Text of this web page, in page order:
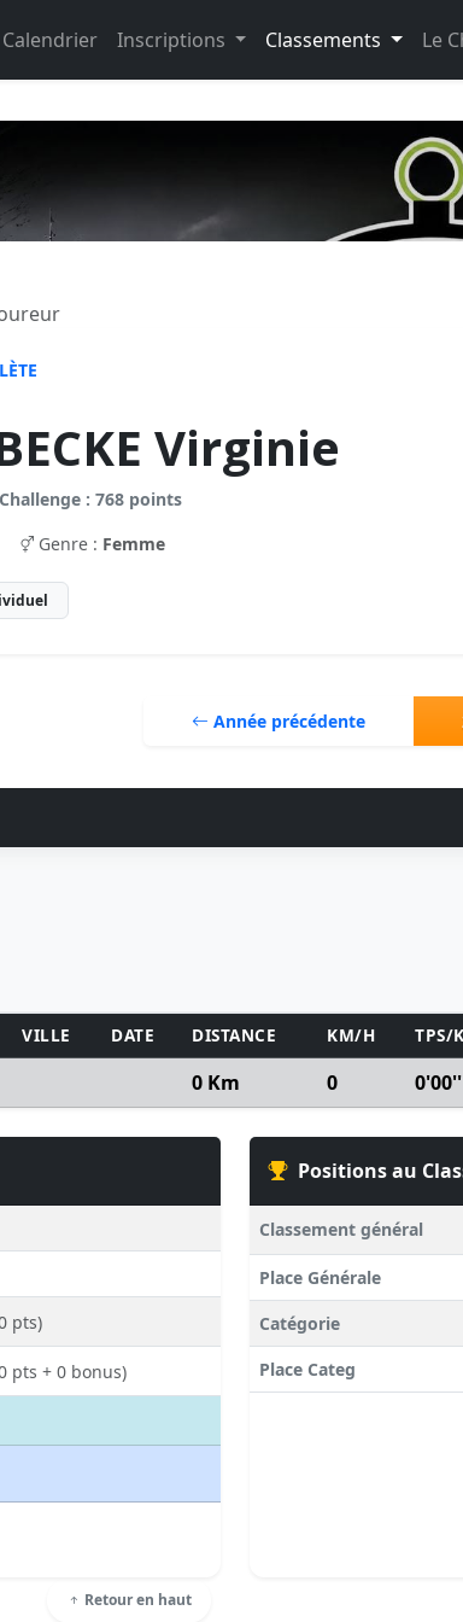
Calendrier Inscriptions Classements Le
Virginie
: 768 points
Genre : Femme
Année précédente
VILLE DATE DISTANCE KM/H TPS/
0 Km 0 0'00''
pts)
pts + 0 bonus)
Retour en haut
Positions au
Classement général
Place Générale
Catégorie
Place Categ